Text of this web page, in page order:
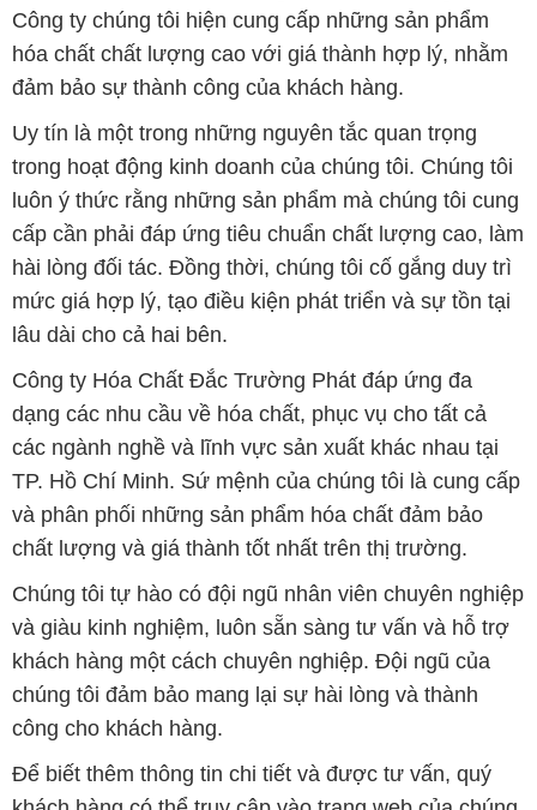
Công ty chúng tôi hiện cung cấp những sản phẩm
hóa chất chất lượng cao với giá thành hợp lý, nhằm
đảm bảo sự thành công của khách hàng.
Uy tín là một trong những nguyên tắc quan trọng
trong hoạt động kinh doanh của chúng tôi. Chúng tôi
luôn ý thức rằng những sản phẩm mà chúng tôi cung
cấp cần phải đáp ứng tiêu chuẩn chất lượng cao, làm
hài lòng đối tác. Đồng thời, chúng tôi cố gắng duy trì
mức giá hợp lý, tạo điều kiện phát triển và sự tồn tại
lâu dài cho cả hai bên.
Công ty Hóa Chất Đắc Trường Phát đáp ứng đa
dạng các nhu cầu về hóa chất, phục vụ cho tất cả
các ngành nghề và lĩnh vực sản xuất khác nhau tại
TP. Hồ Chí Minh. Sứ mệnh của chúng tôi là cung cấp
và phân phối những sản phẩm hóa chất đảm bảo
chất lượng và giá thành tốt nhất trên thị trường.
Chúng tôi tự hào có đội ngũ nhân viên chuyên nghiệp
và giàu kinh nghiệm, luôn sẵn sàng tư vấn và hỗ trợ
khách hàng một cách chuyên nghiệp. Đội ngũ của
chúng tôi đảm bảo mang lại sự hài lòng và thành
công cho khách hàng.
Để biết thêm thông tin chi tiết và được tư vấn, quý